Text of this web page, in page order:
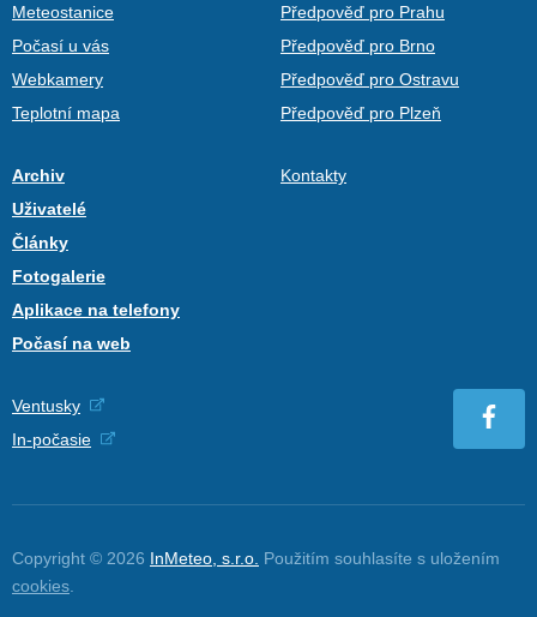
Meteostanice
Počasí u vás
Webkamery
Teplotní mapa
Předpověď pro Prahu
Předpověď pro Brno
Předpověď pro Ostravu
Předpověď pro Plzeň
Archiv
Uživatelé
Články
Fotogalerie
Aplikace na telefony
Počasí na web
Kontakty
Ventusky
In-počasie
Copyright © 2026 InMeteo, s.r.o. Použitím souhlasíte s uložením
cookies.